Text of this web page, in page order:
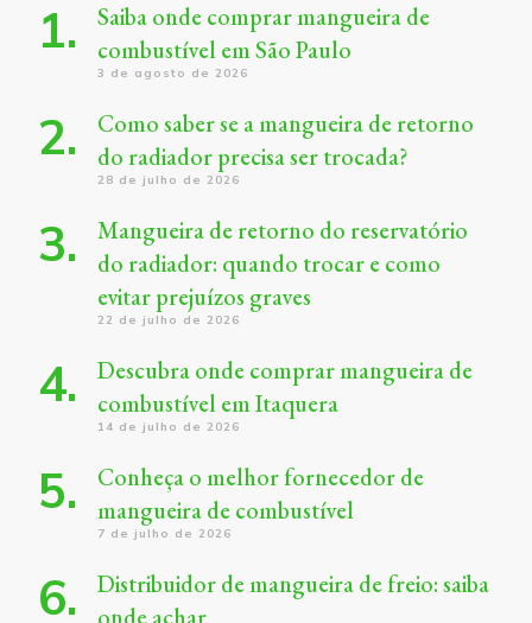
Saiba onde comprar mangueira de
combustível em São Paulo
3 de agosto de 2026
Como saber se a mangueira de retorno
do radiador precisa ser trocada?
28 de julho de 2026
Mangueira de retorno do reservatório
do radiador: quando trocar e como
evitar prejuízos graves
22 de julho de 2026
Descubra onde comprar mangueira de
combustível em Itaquera
14 de julho de 2026
Conheça o melhor fornecedor de
mangueira de combustível
7 de julho de 2026
Distribuidor de mangueira de freio: saiba